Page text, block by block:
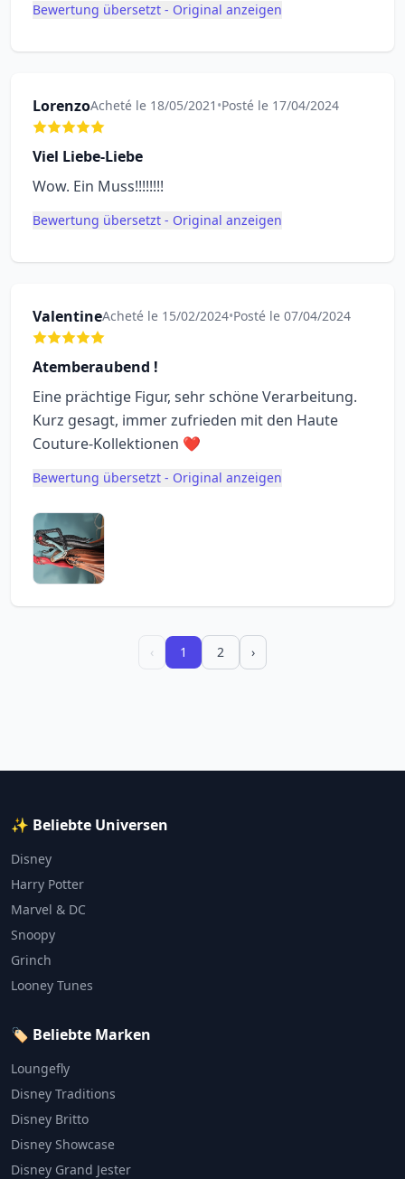
Bewertung übersetzt - Original anzeigen
LorenzoAcheté le 18/05/2021 •Posté le 17/04/2024
Viel Liebe-Liebe
Wow. Ein Muss!!!!!!!!
Bewertung übersetzt - Original anzeigen
ValentineAcheté le 15/02/2024•Posté le 07/04/2024
Atemberaubend !
Eine prächtige Figur, sehr schöne Verarbeitung.
Kurz gesagt, immer zufrieden mit den Haute
Couture-Kollektionen ❤️
Bewertung übersetzt - Original anzeigen
‹ 1 2 ›
✨ Beliebte Universen
Disney
Harry Potter
Marvel & DC
Snoopy
Grinch
Looney Tunes
🏷️ Beliebte Marken
Loungefly
Disney Traditions
Disney Britto
Disney Showcase
Disney Grand Jester